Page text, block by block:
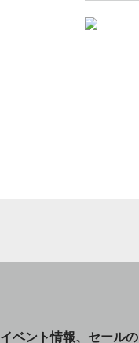
イベント情報、セール